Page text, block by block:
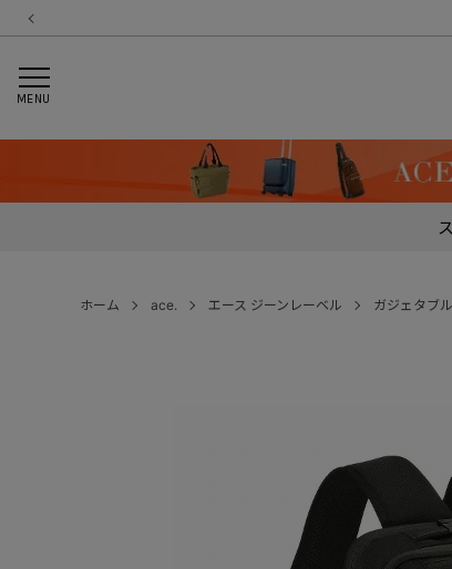
MENU
ホーム ace. エース ジーンレーベル ガジェタブ